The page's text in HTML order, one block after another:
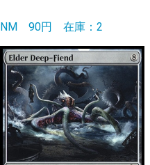
NM 90円 在庫：2